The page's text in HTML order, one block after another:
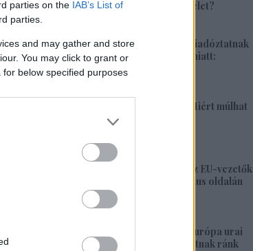
parties on the IAB’s List of
parties.
and may gather and store
You may click to grant or
below specified purposes
különleges hadművelet?
1425. BEKIÁLTÁS: Riadóztatnak
az ukrán-fasizmus miatt:
„Európa vigyázz!”
1424. BEKIÁLTÁS: Miért múlhat
ki a Népszava is?
1423. BEKIÁLTÁS: Az EU-vezetők
a banderista-fasizmus oldalán
2026. május 28. 00:23
1422. BEKIÁLTÁS: Európa urai
nagy háborút hozhatnak ránk